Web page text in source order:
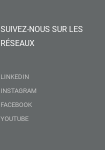
SUIVEZ-NOUS SUR LES
RÉSEAUX
LINKEDIN
INSTAGRAM
FACEBOOK
YOUTUBE